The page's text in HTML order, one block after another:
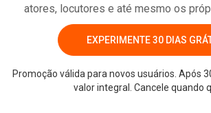
atores, locutores e até mesmo os
EXPERIMENTE 30 DIAS
Promoção válida para novos usuários. Após
valor integral. Cancele quando
Whatsapp Facebook Twitter